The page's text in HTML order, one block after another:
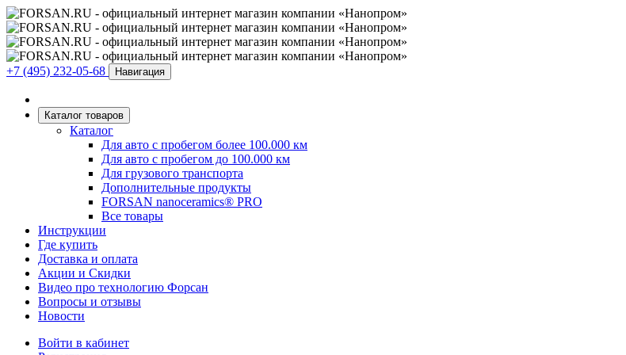
+7 (495) 232-05-68 Навигация
Каталог товаров
Каталог
Для авто с пробегом более 100.000 км
Для авто с пробегом до 100.000 км
Для грузового транспорта
Дополнительные продукты
FORSAN nanoceramics® PRO
Все товары
Инструкции
Где купить
Доставка и оплата
Акции и Скидки
Видео про технологию Форсан
Вопросы и отзывы
Новости
Войти в кабинет